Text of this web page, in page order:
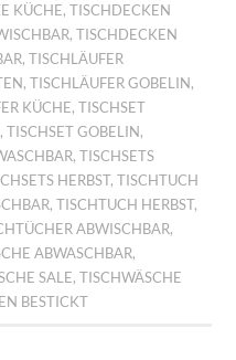
KÜCHE,TISCHDECKEN
,TISCHDECKEN
,TISCHLÄUFER
,TISCHLÄUFER GOBELIN,
KÜCHE,TISCHSET
,TISCHSET GOBELIN,
,TISCHSETS
HERBST,TISCHTUCH
,TISCHTUCH HERBST,
ABWISCHBAR,
ABWASCHBAR,
SALE,TISCHWÄSCHE
BESTICKT